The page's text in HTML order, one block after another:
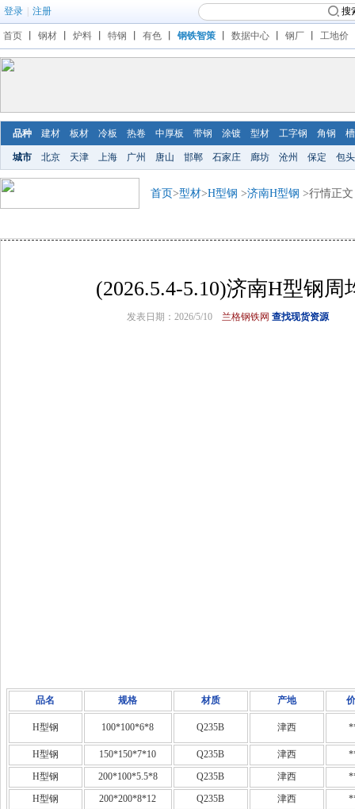
登录 注册 搜
首页 钢材 炉料 特钢 有色 钢铁智策 数据中心 钢厂 工地价
品种 建材 板材 冷板 热卷 中厚板 带钢 涂镀 型材 工字钢 角钢
城市 北京 天津 上海 广州 唐山 邯郸 石家庄 廊坊 沧州 保定 包头
首页>型材>H型钢 >济南H型钢 >行情正文
(2026.5.4-5.10)济南H型钢周
发表日期：2026/5/10 兰格钢铁网 查找现货资源
品名 规格 材质 产地
H型钢 100*100*6*8 Q235B 津西
H型钢 150*150*7*10 Q235B 津西
H型钢
200*100*5.5*8 Q235B 津西
H型钢
200*200*8*12 Q235B 津西